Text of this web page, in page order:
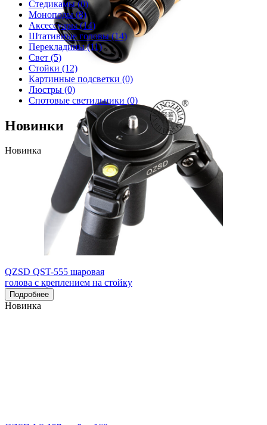
Стедикамы(0)
Моноподы(8)
Аксессуары(14)
Штативные головы(14)
Перекладины(11)
Свет (5)
Стойки (12)
Картинные подсветки (0)
Люстры (0)
Спотовые светильники (0)
Новинки
Новинка
QZSD QST-555 шаровая
голова с креплением на стойку
Подробнее
Новинка